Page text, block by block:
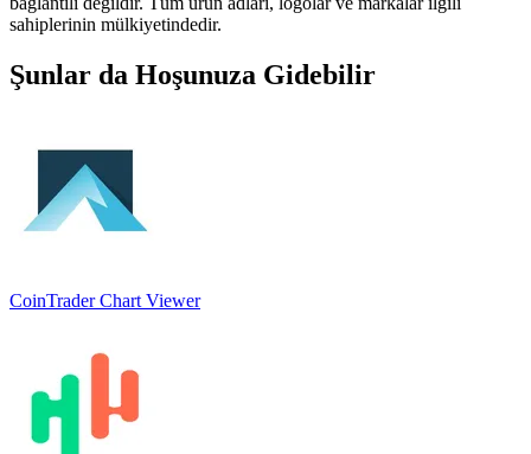
sahiplerinin mülkiyetindedir.
Şunlar da Hoşunuza Gidebilir
CoinTrader Chart Viewer